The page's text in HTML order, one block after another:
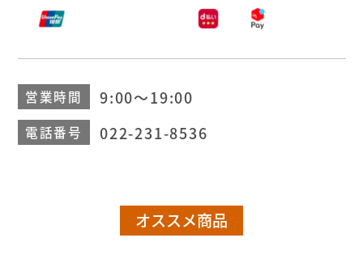
営業時間 9:00～19:00
電話番号 022-231-8536
オススメ商品